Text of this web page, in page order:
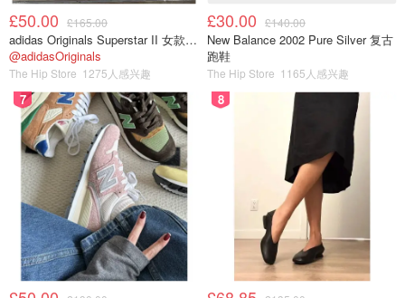
图片来自于@unsplash ，版权属于原作者
食性复杂，除吸食花蜜外，成虫还食虫（毛毛虫、小青
£50.00 £165.00
adidas Originals Superstar II 女款串珠休闲鞋 黑色
@adidasOriginals
The Hip Store 1275人感兴趣
£30.00 £140.00
New Balance 2002 Pure Silver 复古
跑鞋
The Hip Store 1165人感兴趣
7 8